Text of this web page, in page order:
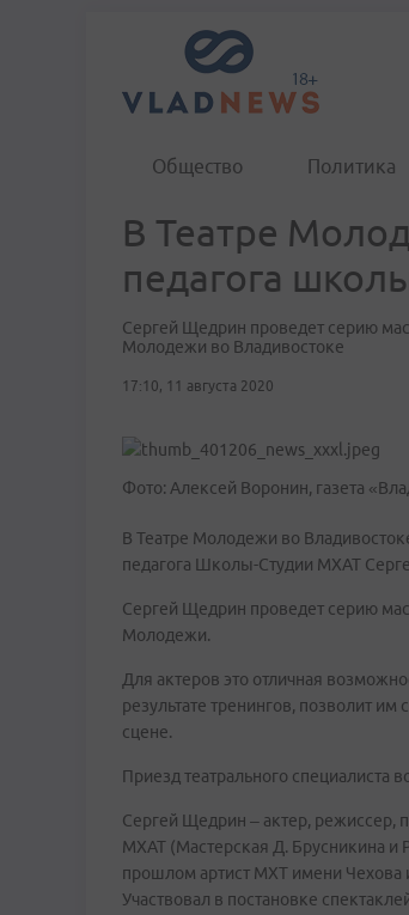
Общество Политика
В Театре
педагога
Сергей Щедрин проведет серию
Молодежи во Владивостоке
17:10, 11 августа 2020
Фото: Алексей Воронин, газета
В Театре Молодежи во
педагога Школы-Студии МХАТ
Сергей Щедрин проведет серию
Молодежи.
Для актеров это отличная
результате тренингов, позволит
сцене.
Приезд театрального
Сергей Щедрин – актер, режиссер,
МХАТ (Мастерская Д. Брусникина и
прошлом артист МХТ имени Чехова
Участвовал в постановке